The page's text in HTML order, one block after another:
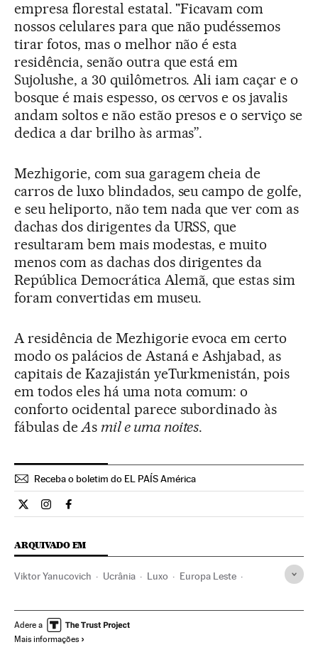
empresa florestal estatal. "Ficavam com
nossos celulares para que não pudéssemos
tirar fotos, mas o melhor não é esta
residência, senão outra que está em
Sujolushe, a 30 quilômetros. Ali iam caçar e o
bosque é mais espesso, os cervos e os javalis
andam soltos e não estão presos e o serviço se
dedica a dar brilho às armas”.
Mezhigorie, com sua garagem cheia de
carros de luxo blindados, seu campo de golfe,
e seu heliporto, não tem nada que ver com as
dachas dos dirigentes da URSS, que
resultaram bem mais modestas, e muito
menos com as dachas dos dirigentes da
República Democrática Alemã, que estas sim
foram convertidas em museu.
A residência de Mezhigorie evoca em certo
modo os palácios de Astaná e Ashjabad, as
capitais de Kazajistán yeTurkmenistán, pois
em todos eles há uma nota comum: o
conforto ocidental parece subordinado às
fábulas deAs mil e uma noites.
Receba o boletim do EL PAÍS América
Internacional El País Brasil en Twitter
Internacional El País Brasil en Instagram
Internacional El País Brasil en Facebook
ARQUIVADO EM
Viktor Yanucovich Ucrânia Luxo Europa Leste
Adere a
Mais informações